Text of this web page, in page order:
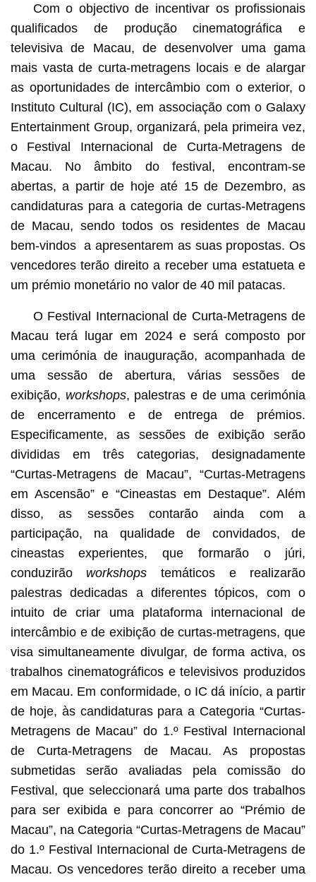
Com o objectivo de incentivar os profissionais
qualificados de produção cinematográfica e
televisiva de Macau, de desenvolver uma gama
mais vasta de curta-metragens locais e de alargar
as oportunidades de intercâmbio com o exterior, o
Instituto Cultural (IC), em associação com o Galaxy
Entertainment Group, organizará, pela primeira vez,
o Festival Internacional de Curta-Metragens de
Macau. No âmbito do festival, encontram-se
abertas, a partir de hoje até 15 de Dezembro, as
candidaturas para a categoria de curtas-Metragens
de Macau, sendo todos os residentes de Macau
bem-vindos a apresentarem as suas propostas. Os
vencedores terão direito a receber uma estatueta e
um prémio monetário no valor de 40 mil patacas.
O Festival Internacional de Curta-Metragens de
Macau terá lugar em 2024 e será composto por
uma cerimónia de inauguração, acompanhada de
uma sessão de abertura, várias sessões de
exibição, workshops, palestras e de uma cerimónia
de encerramento e de entrega de prémios.
Especificamente, as sessões de exibição serão
divididas em três categorias, designadamente
“Curtas-Metragens de Macau”, “Curtas-Metragens
em Ascensão” e “Cineastas em Destaque”. Além
disso, as sessões contarão ainda com a
participação, na qualidade de convidados, de
cineastas experientes, que formarão o júri,
conduzirão workshops temáticos e realizarão
palestras dedicadas a diferentes tópicos, com o
intuito de criar uma plataforma internacional de
intercâmbio e de exibição de curtas-metragens, que
visa simultaneamente divulgar, de forma activa, os
trabalhos cinematográficos e televisivos produzidos
em Macau. Em conformidade, o IC dá início, a partir
de hoje, às candidaturas para a Categoria “Curtas-
Metragens de Macau” do 1.º Festival Internacional
de Curta-Metragens de Macau. As propostas
submetidas serão avaliadas pela comissão do
Festival, que seleccionará uma parte dos trabalhos
para ser exibida e para concorrer ao “Prémio de
Macau”, na Categoria “Curtas-Metragens de Macau”
do 1.º Festival Internacional de Curta-Metragens de
Macau. Os vencedores terão direito a receber uma